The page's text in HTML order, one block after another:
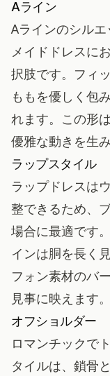
Aライン
Aラインのシル
メイドドレスに
択肢です。フィ
ももを優しく包
れます。この形
優雅な動きを生
ラップスタイル
ラップドレスは
整できるため、
場合に最適です
インは胴を長く
フォン素材のバ
見事に映えます。
オフショルダー
ロマンチックで
タイルは、鎖骨